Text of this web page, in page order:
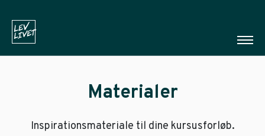
Materialer
Inspirationsmateriale til dine kursusforløb.